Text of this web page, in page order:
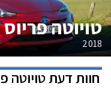
טויוטה פריוס
2018
חוות דעתטויוטה